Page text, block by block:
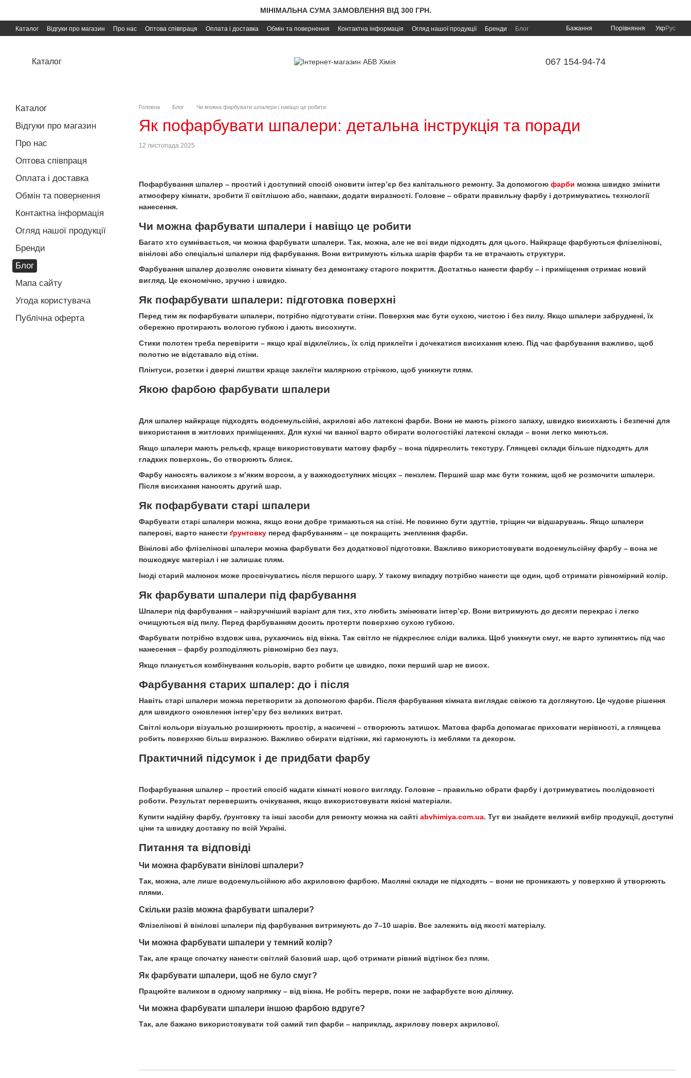
МІНІМАЛЬНА СУМА ЗАМОВЛЕННЯ ВІД 300 ГРН.
Каталог Відгуки про магазин Про нас Оптова співпраця Оплата і доставка Обмін та повернення Контактна інформація Огляд нашої продукції Бренди
Блог
Бажання Порівняння УкрРус
Каталог 067 154-94-74
Головна Блог Чи можна фарбувати шпалери і навіщо це робити
Як пофарбувати шпалери: детальна інструкція та поради
12 листопада 2025
Пофарбування шпалер – простий і доступний спосіб оновити інтер’єр без капітального ремонту. За допомогою фарби можна швидко змінити
атмосферу кімнати, зробити її світлішою або, навпаки, додати виразності. Головне – обрати правильну фарбу і дотримуватись технології
нанесення.
Чи можна фарбувати шпалери і навіщо це робити
Багато хто сумнівається, чи можна фарбувати шпалери. Так, можна, але не всі види підходять для цього. Найкраще фарбуються флізелінові,
вінілові або спеціальні шпалери під фарбування. Вони витримують кілька шарів фарби та не втрачають структури.
Фарбування шпалер дозволяє оновити кімнату без демонтажу старого покриття. Достатньо нанести фарбу – і приміщення отримає новий
вигляд. Це економічно, зручно і швидко.
Як пофарбувати шпалери: підготовка поверхні
Перед тим як пофарбувати шпалери, потрібно підготувати стіни. Поверхня має бути сухою, чистою і без пилу. Якщо шпалери забруднені, їх
обережно протирають вологою губкою і дають висохнути.
Стики полотен треба перевірити – якщо краї відклеїлись, їх слід приклеїти і дочекатися висихання клею. Під час фарбування важливо, щоб
полотно не відставало від стіни.
Плінтуси, розетки і дверні лиштви краще заклеїти малярною стрічкою, щоб уникнути плям.
Якою фарбою фарбувати шпалери
Для шпалер найкраще підходять водоемульсійні, акрилові або латексні фарби. Вони не мають різкого запаху, швидко висихають і безпечні для
використання в житлових приміщеннях. Для кухні чи ванної варто обирати вологостійкі латексні склади – вони легко миються.
Якщо шпалери мають рельєф, краще використовувати матову фарбу – вона підкреслить текстуру. Глянцеві склади більше підходять для
гладких поверхонь, бо створюють блиск.
Фарбу наносять валиком з м’яким ворсом, а у важкодоступних місцях – пензлем. Перший шар має бути тонким, щоб не розмочити шпалери.
Після висихання наносять другий шар.
Як пофарбувати старі шпалери
Фарбувати старі шпалери можна, якщо вони добре тримаються на стіні. Не повинно бути здуттів, тріщин чи відшарувань. Якщо шпалери
паперові, варто нанести ґрунтовку перед фарбуванням – це покращить зчеплення фарби.
Вінілові або флізелінові шпалери можна фарбувати без додаткової підготовки. Важливо використовувати водоемульсійну фарбу – вона не
пошкоджує матеріал і не залишає плям.
Іноді старий малюнок може просвічуватись після першого шару. У такому випадку потрібно нанести ще один, щоб отримати рівномірний колір.
Як фарбувати шпалери під фарбування
Шпалери під фарбування – найзручніший варіант для тих, хто любить змінювати інтер’єр. Вони витримують до десяти перекрас і легко
очищуються від пилу. Перед фарбуванням досить протерти поверхню сухою губкою.
Фарбувати потрібно вздовж шва, рухаючись від вікна. Так світло не підкреслює сліди валика. Щоб уникнути смуг, не варто зупинятись під час
нанесення – фарбу розподіляють рівномірно без пауз.
Якщо планується комбінування кольорів, варто робити це швидко, поки перший шар не висох.
Фарбування старих шпалер: до і після
Навіть старі шпалери можна перетворити за допомогою фарби. Після фарбування кімната виглядає свіжою та доглянутою. Це чудове рішення
для швидкого оновлення інтер’єру без великих витрат.
Світлі кольори візуально розширюють простір, а насичені – створюють затишок. Матова фарба допомагає приховати нерівності, а глянцева
робить поверхню більш виразною. Важливо обирати відтінки, які гармонують із меблями та декором.
Практичний підсумок і де придбати фарбу
Пофарбування шпалер – простий спосіб надати кімнаті нового вигляду. Головне – правильно обрати фарбу і дотримуватись послідовності
роботи. Результат перевершить очікування, якщо використовувати якісні матеріали.
Купити надійну фарбу, ґрунтовку та інші засоби для ремонту можна на сайті abvhimiya.com.ua. Тут ви знайдете великий вибір продукції, доступні
ціни та швидку доставку по всій Україні.
Питання та відповіді
Чи можна фарбувати вінілові шпалери?
Так, можна, але лише водоемульсійною або акриловою фарбою. Масляні склади не підходять – вони не проникають у поверхню й утворюють
плями.
Скільки разів можна фарбувати шпалери?
Флізелінові й вінілові шпалери під фарбування витримують до 7–10 шарів. Все залежить від якості матеріалу.
Чи можна фарбувати шпалери у темний колір?
Так, але краще спочатку нанести світлий базовий шар, щоб отримати рівний відтінок без плям.
Як фарбувати шпалери, щоб не було смуг?
Працюйте валиком в одному напрямку – від вікна. Не робіть перерв, поки не зафарбуєте всю ділянку.
Чи можна фарбувати шпалери іншою фарбою вдруге?
Так, але бажано використовувати той самий тип фарби – наприклад, акрилову поверх акрилової.
Каталог
Відгуки про магазин
Про нас
Оптова співпраця
Оплата і доставка
Обмін та повернення
Контактна інформація
Огляд нашої продукції
Бренди
Блог
Мапа сайту
Угода користувача
Публічна оферта